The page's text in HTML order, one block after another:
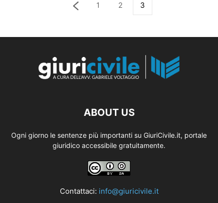
1 2 3
ABOUT US
Ogni giorno le sentenze più importanti su GiuriCivile.it, portale
giuridico accessibile gratuitamente.
Contattaci: info@giuricivile.it